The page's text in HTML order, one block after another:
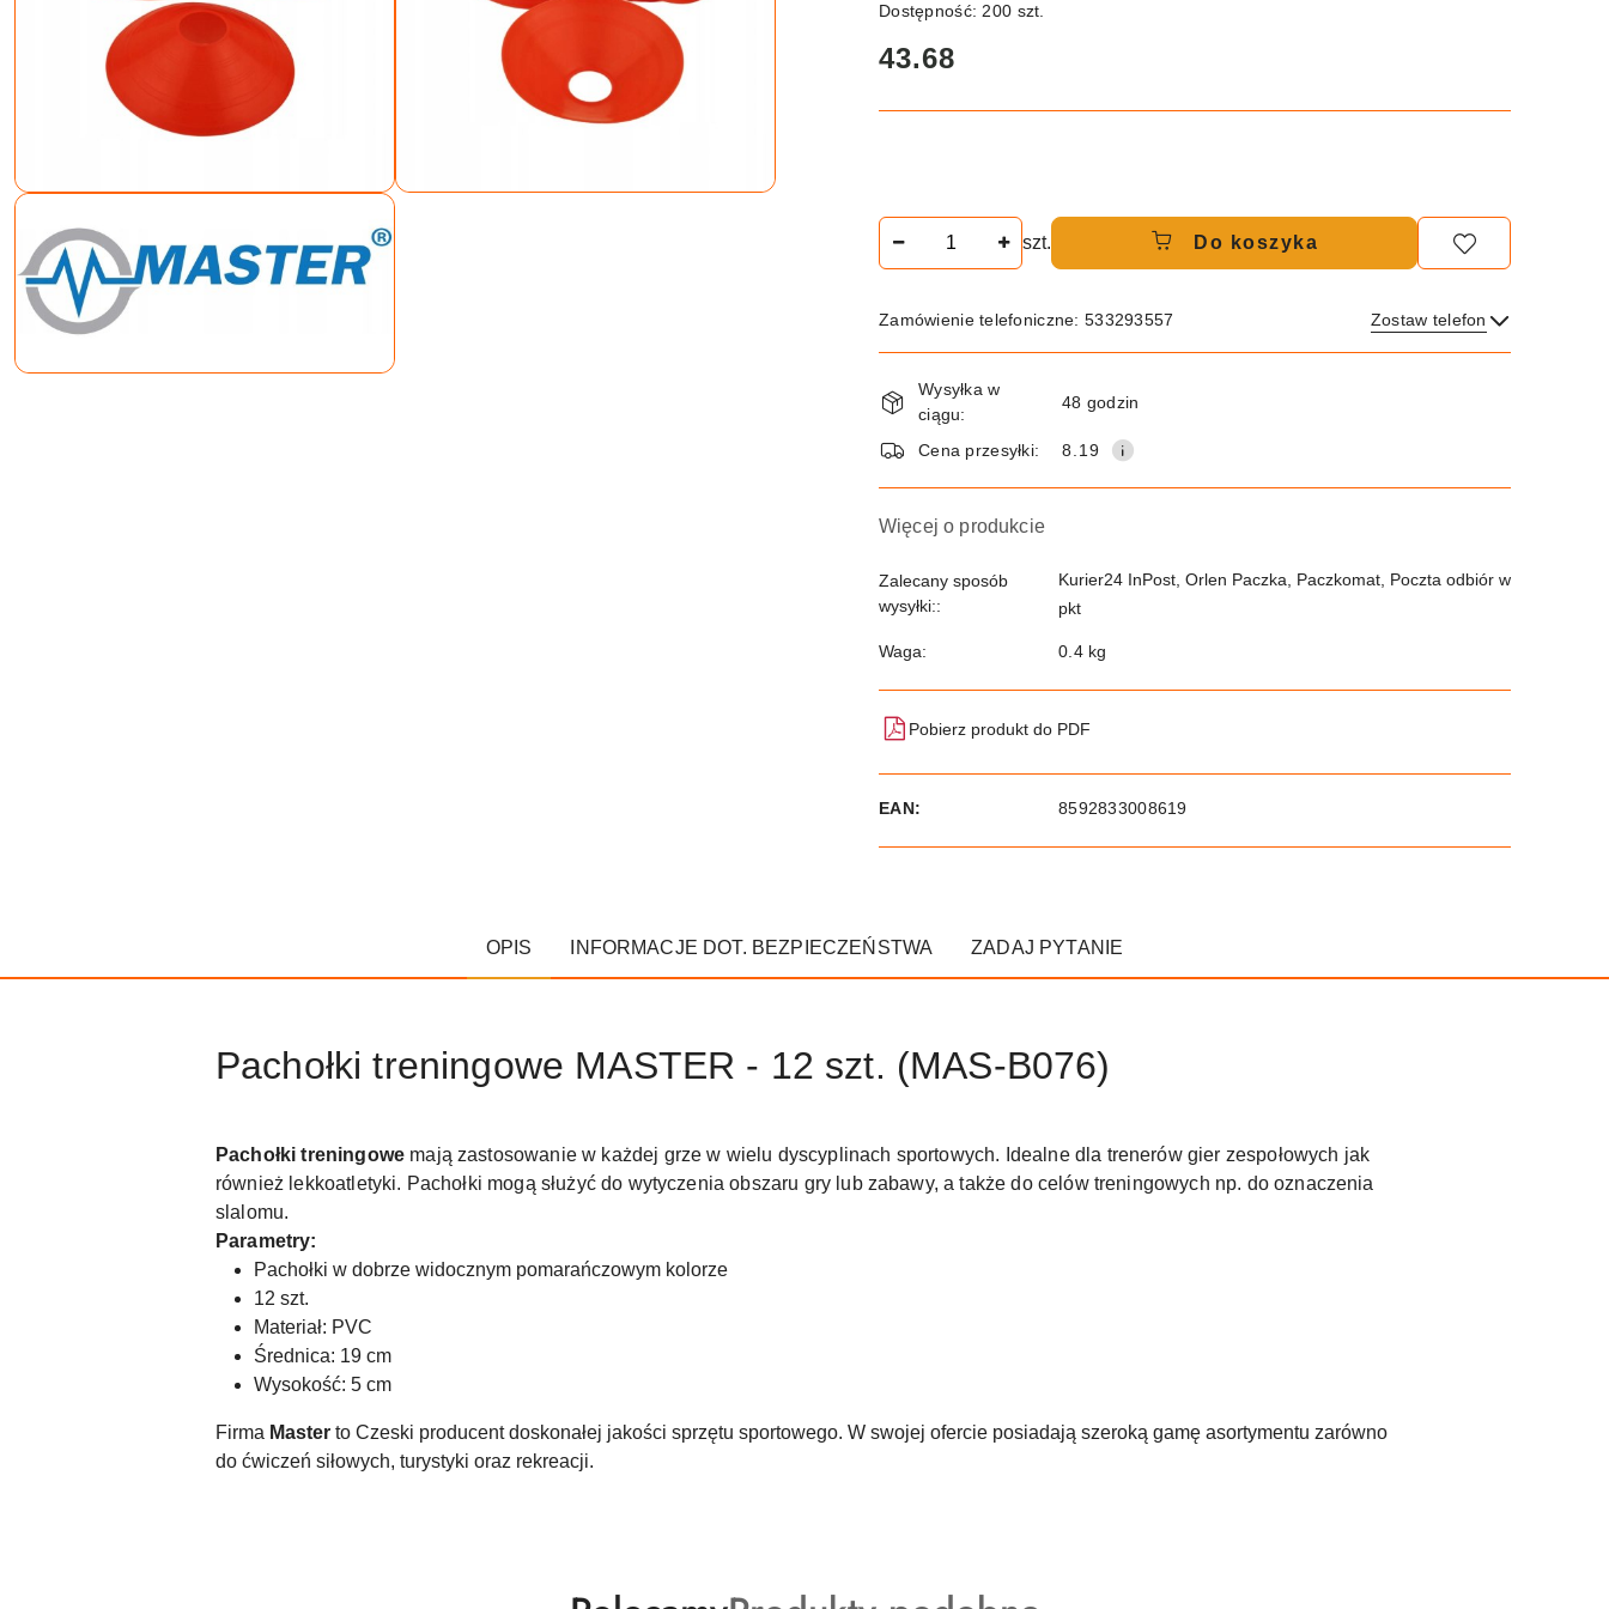
Dostępność: 200 szt.
cena:
43.68
szt. Do koszyka
Zamówienie telefoniczne: 533293557 Zostaw telefon
Wyślij
Dostępność
i
dostawa
Wysyłka w
ciągu:
48 godzin
Cena przesyłki: 8.19
Więcej o produkcie
Zalecany sposób
wysyłki::
Kurier24 InPost, Orlen Paczka, Paczkomat, Poczta odbiór w
pkt
Waga: 0.4 kg
Pobierz produkt do PDF
EAN: 8592833008619
OPIS INFORMACJE DOT. BEZPIECZEŃSTWA ZADAJ PYTANIE
Pachołki treningowe MASTER - 12 szt. (MAS-B076)
Pachołki treningowe mają zastosowanie w każdej grze w wielu dyscyplinach sportowych. Idealne dla trenerów gier zespołowych jak
również lekkoatletyki. Pachołki mogą służyć do wytyczenia obszaru gry lub zabawy, a także do celów treningowych np. do oznaczenia
slalomu.
Parametry:
Pachołki w dobrze widocznym pomarańczowym kolorze
12 szt.
Materiał: PVC
Średnica: 19 cm
Wysokość: 5 cm
Firma Master to Czeski producent doskonałej jakości sprzętu sportowego. W swojej ofercie posiadają szeroką gamę asortymentu zarówno
do ćwiczeń siłowych, turystyki oraz rekreacji.